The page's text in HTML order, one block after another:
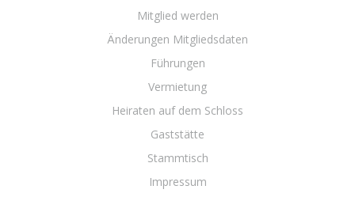
Mitglied werden
Änderungen Mitgliedsdaten
Führungen
Vermietung
Heiraten auf dem Schloss
Gaststätte
Stammtisch
Impressum